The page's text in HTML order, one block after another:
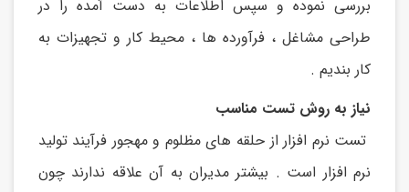
بررسی نموده و سپس اطلاعات به دست آمده را در
طراحی مشاغل ، فرآورده ها ، محیط کار و تجهیزات به
کار بندیم .
نیاز به روش تست مناسب
تست نرم افزار از حلقه های مظلوم و مهجور فرآیند تولید
نرم افزار است . بیشتر مدیران به آن علاقه ندارند چون